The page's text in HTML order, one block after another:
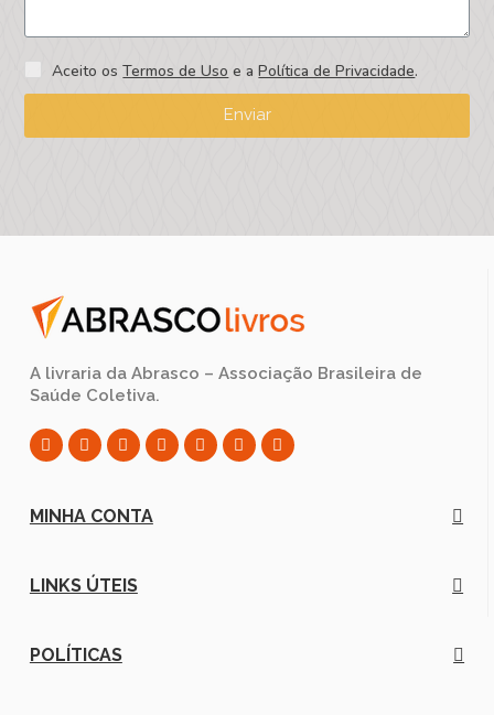
Aceito osTermos de Uso e aPolítica de Privacidade.
Enviar
A livraria da Abrasco – Associação Brasileira de
Saúde Coletiva.
MINHA CONTA
LINKS ÚTEIS
POLÍTICAS